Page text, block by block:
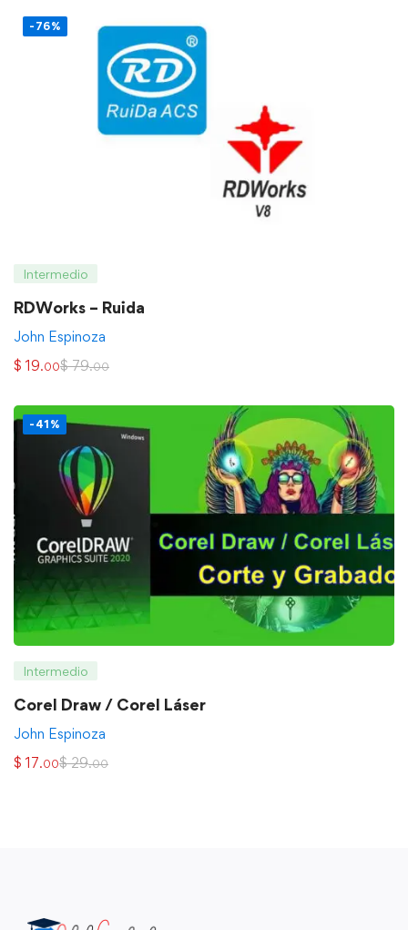
-76%
Intermedio
RDWorks – Ruida
John Espinoza
$ 19.00$79.00
-41%
Intermedio
Corel Draw / Corel Láser
John Espinoza
$ 17.00$29.00